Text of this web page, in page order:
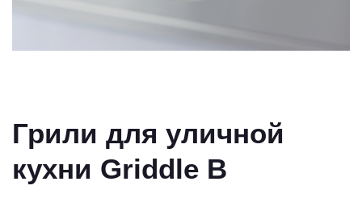
Грили для уличной
кухни Griddle B